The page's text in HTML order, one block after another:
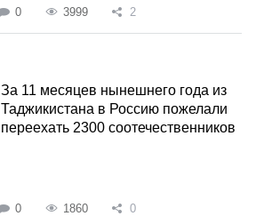
0 3999 2
За 11 месяцев нынешнего года из
Таджикистана в Россию пожелали
переехать 2300 соотечественников
0 1860 0